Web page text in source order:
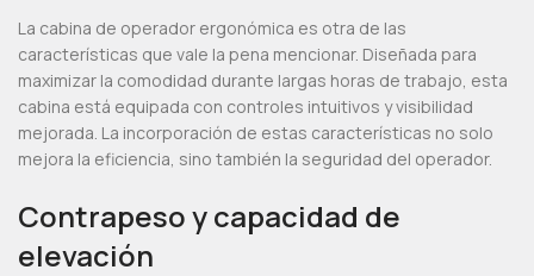
La cabina de operador ergonómica es otra de las
características que vale la pena mencionar. Diseñada para
maximizar la comodidad durante largas horas de trabajo, esta
cabina está equipada con controles intuitivos y visibilidad
mejorada. La incorporación de estas características no solo
mejora la eficiencia, sino también la seguridad del operador.
Contrapeso y capacidad de
elevación